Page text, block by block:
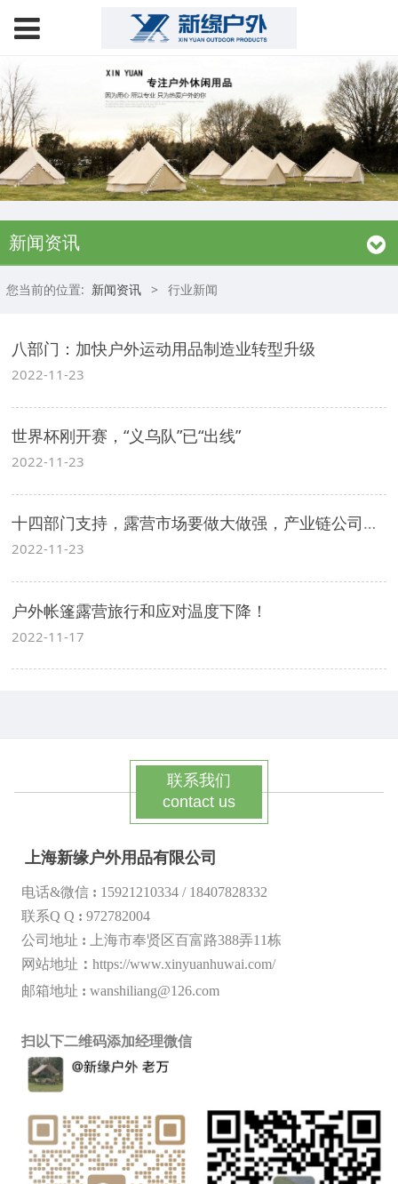
新闻资讯
您当前的位置: 新闻资讯 > 行业新闻
八部门：加快户外运动用品制造业转型升级
2022-11-23
世界杯刚开赛，“义乌队”已“出线”
2022-11-23
十四部门支持，露营市场要做大做强，产业链公司将获更大成长空间
2022-11-23
户外帐篷露营旅行和应对温度下降！
2022-11-17
联系我们
contact us
上海新缘户外用品有限公司
电话&微信: 15921210334 / 18407828332
联系Q Q : 972782004
公司地址 : 上海市奉贤区百富路388弄11栋
网站地址 ： https://www.xinyuanhuwai.com/
邮箱地址 : wanshiliang@126.com
扫以下二维码添加经理微信